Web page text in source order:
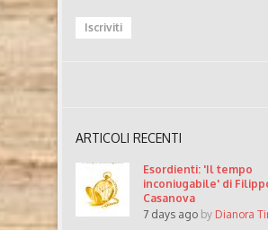
ARTICOLI RECENTI
Esordienti: 'Il tempo
inconiugabile' di
Casanova
7 days ago by Dianora